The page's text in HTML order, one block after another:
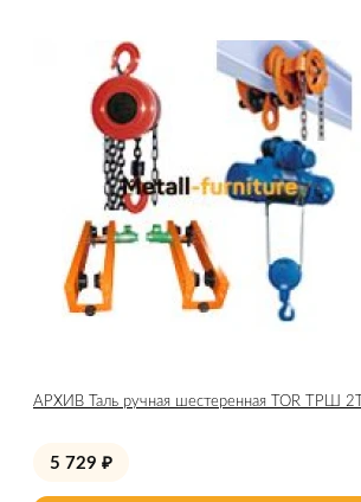
АРХИВ Таль ручная шестеренная TOR ТРШ
5 729 ₽